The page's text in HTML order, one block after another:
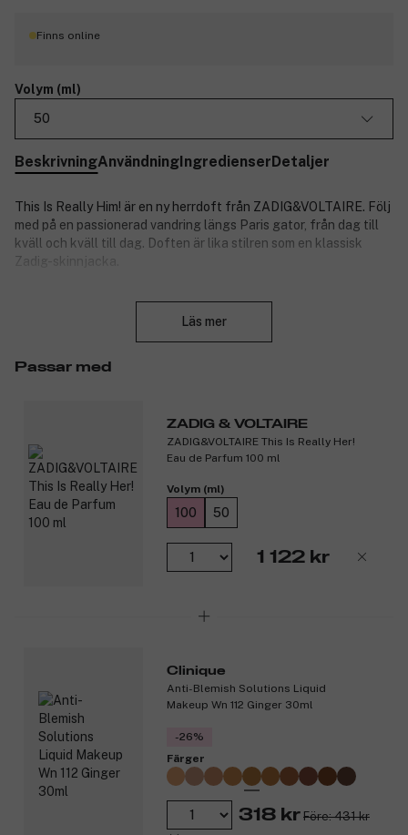
Finns online
Volym (ml)
50
BeskrivningAnvändningIngredienserDetaljer
This Is Really Him! är en ny herrdoft från ZADIG&VOLTAIRE. Följ
med på en passionerad vandring längs Paris gator, från dag till
kväll och kväll till dag. Doften är lika stilren som en klassisk
Zadig-skinnjacka.
Toppnoter: apelsinblomma.
Hjärtnoter: grapefrukt.
Basnoter: amber wood.
Läs mer
Passar med
ZADIG & VOLTAIRE
ZADIG&VOLTAIRE This Is Really Her!
Eau de Parfum 100 ml
Volym (ml)
100 50
1 122 kr
Clinique
Anti-Blemish Solutions Liquid
Makeup Wn 112 Ginger 30ml
-26%
Färger
318 kr Före: 431 kr